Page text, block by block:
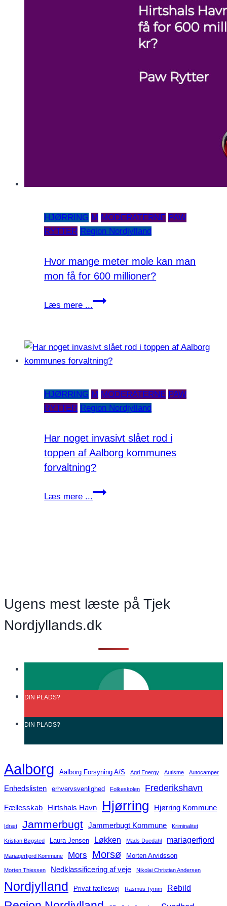
HJØRRING M MODERATERNE PAW
RYTTER Region Nordjylland
Hvor mange meter mole kan man
mon få for 600 millioner?
Læs mere ...
Hvor
man
få
for
millioner?
HJØRRING M MODERATERNE PAW
RYTTER Region Nordjylland
Har noget invasivt slået rod i
toppen af Aalborg kommunes
forvaltning?
Læs mere ...
Har
Aalborg
kommunes
forvaltning?
Ugens mest læste på Tjek
Nordjyllands.dk
DIN PLADS?
DIN PLADS?
Aalborg Aalborg Forsyning A/S Agri Energy Autisme Autocamper
Enhedslisten erhvervsvenlighed Folkeskolen Frederikshavn
Fællesskab Hirtshals Havn Hjørring Hjørring Kommune
Idræt Jammerbugt Jammerbugt Kommune Kriminalitet
Kristian Bøgsted Laura Jensen Løkken Mads Duedahl mariagerfjord
Mariagerfjord Kommune Mors Morsø Morten Arvidsson
Morten Thiessen Nedklassificering af veje Nikolaj Christian Andersen
Nordjylland Privat fællesvej Rasmus Tymm Rebild